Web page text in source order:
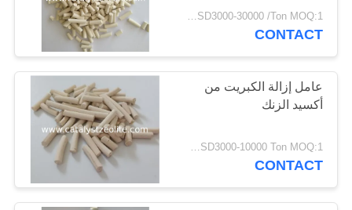
رقابة
جودة
اتصل
أخبار
USD3000-30000 /Ton MOQ:1 كغم
CONTACT
عامل إزالة الكبريت من
أكسيد الزنك
USD3000-10000 Ton MOQ:1 كغم
CONTACT